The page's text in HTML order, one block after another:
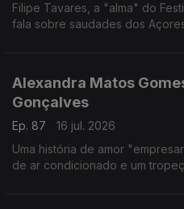
Filipe Tavares, a "alma" do
fala sobre saudades dos
Alexandra Matos
Gonçalves
Ep. 87
16 jul. 2026
Uma história de amor
de ar condicionado e um